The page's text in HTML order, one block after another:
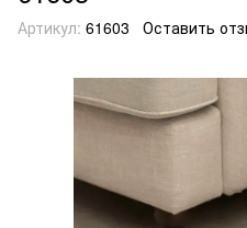
Артикул: 61603 Оставить